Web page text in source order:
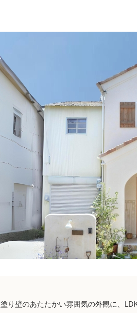
塗り壁のあたたかい雰囲気の外観に、